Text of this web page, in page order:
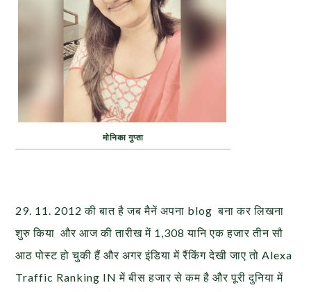
मोनिका गुप्ता
29. 11. 2012 की बात है जब मैनें अपना blog बना कर लिखना
शुरु किया और आज की तारीख में 1,308 यानि एक हजार तीन सौ
आठ पोस्ट हो चुकी हैं और अगर इंडिया में रैंकिंग देखी जाए तो Alexa
Traffic Ranking IN में बीस हजार से कम है और पूरी दुनिया में